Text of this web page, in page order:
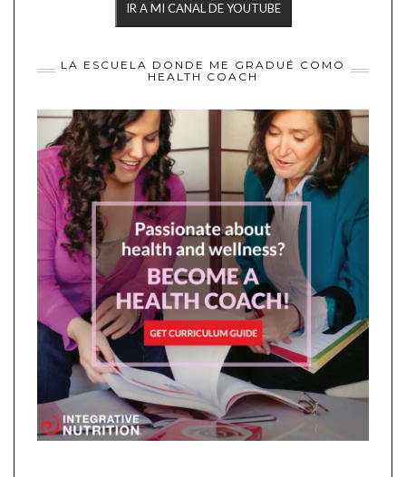
IR A MI CANAL DE YOUTUBE
LA ESCUELA DONDE ME GRADUÉ COMO
HEALTH COACH